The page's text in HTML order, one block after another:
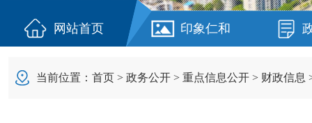
网站首页 印象仁和
当前位置： 首页 > 政务公开 > 重点信息公开 > 财政信息